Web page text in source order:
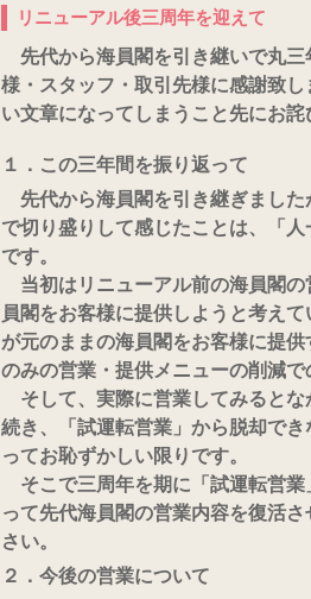
リニューアル後三周年を迎えて
先代から海員閣を引き継いで丸三
様・スタッフ・取引先様に感謝致
い文章になってしまうこと先にお詫
１．この三年間を振り返って
先代から海員閣を引き継ぎました
で切り盛りして感じたことは、「
です。
当初はリニューアル前の海員閣の
員閣をお客様に提供しようと考え
が元のままの海員閣をお客様に提
のみの営業・提供メニューの削減で
そして、実際に営業してみるとな
続き、「試運転営業」から脱却で
ってお恥ずかしい限りです。
そこで三周年を期に「試運転営業
って先代海員閣の営業内容を復活
さい。
２．今後の営業について